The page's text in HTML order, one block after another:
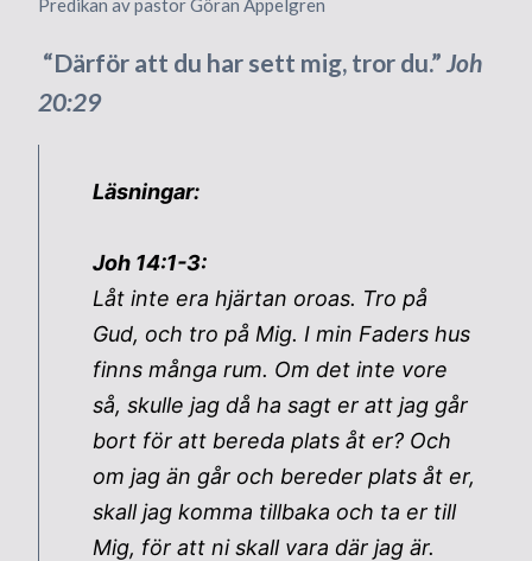
Predikan av pastor Göran Appelgren
“Därför att du har sett mig, tror du.” Joh
20:29
Läsningar:
Joh 14:1-3:
Låt inte era hjärtan oroas. Tro på
Gud, och tro på Mig. I min Faders hus
finns många rum. Om det inte vore
så, skulle jag då ha sagt er att jag går
bort för att bereda plats åt er? Och
om jag än går och bereder plats åt er,
skall jag komma tillbaka och ta er till
Mig, för att ni skall vara där jag är.